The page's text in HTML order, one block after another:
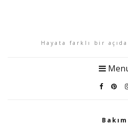
Hayata farklı bir
Bakım